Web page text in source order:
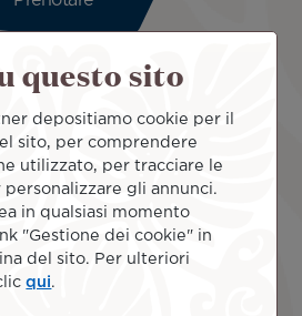
questo sito
depositiamo cookie per il
sito, per comprendere
utilizzato, per tracciare le
gli annunci.
in qualsiasi momento
"Gestione dei cookie" in
del sito. Per ulteriori
qui